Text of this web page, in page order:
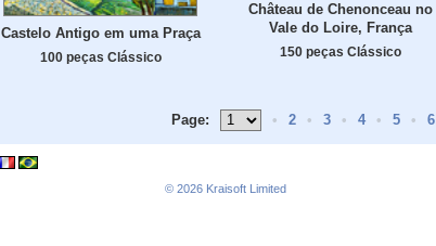
Castelo Antigo em uma Praça
100 peças Clássico
Château de Chenonceau no
Vale do Loire, França
150 peças Clássico
Page: • 2 • 3 • 4 • 5 • 6
© 2026 Kraisoft Limited